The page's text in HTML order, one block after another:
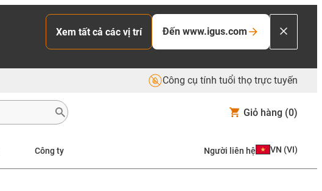
Xem tất cả các vị trí Đến www.igus.com
Công cụ tính tuổi thọ trực tuyến
Giỏ hàng (0)
Công ty Người liên hệ VN (VI)